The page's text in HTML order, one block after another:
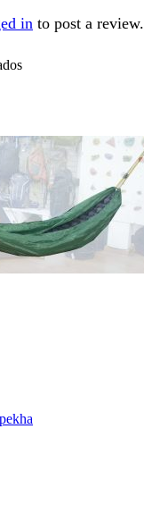
in to post a review.